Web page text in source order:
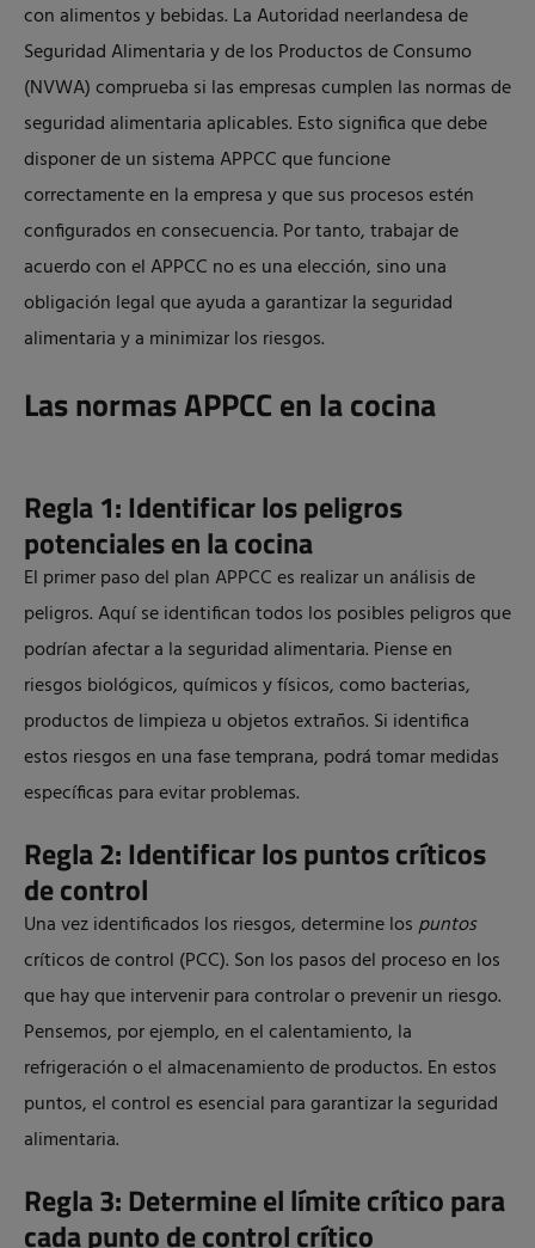
con alimentos y bebidas. La Autoridad neerlandesa de
Seguridad Alimentaria y de los Productos de Consumo
(NVWA) comprueba si las empresas cumplen las normas de
seguridad alimentaria aplicables. Esto significa que debe
disponer de un sistema APPCC que funcione
correctamente en la empresa y que sus procesos estén
configurados en consecuencia. Por tanto, trabajar de
acuerdo con el APPCC no es una elección, sino una
obligación legal que ayuda a garantizar la seguridad
alimentaria y a minimizar los riesgos.
Las normas APPCC en la cocina
Regla 1: Identificar los peligros
potenciales en la cocina
El primer paso del plan APPCC es realizar un análisis de
peligros. Aquí se identifican todos los posibles peligros que
podrían afectar a la seguridad alimentaria. Piense en
riesgos biológicos, químicos y físicos, como bacterias,
productos de limpieza u objetos extraños. Si identifica
estos riesgos en una fase temprana, podrá tomar medidas
específicas para evitar problemas.
Regla 2: Identificar los puntos críticos
de control
Una vez identificados los riesgos, determine lospuntos
críticos de control (PCC). Son los pasos del proceso en los
que hay que intervenir para controlar o prevenir un riesgo.
Pensemos, por ejemplo, en el calentamiento, la
refrigeración o el almacenamiento de productos. En estos
puntos, el control es esencial para garantizar la seguridad
alimentaria.
Regla 3: Determine el límite crítico para
cada punto de control crítico